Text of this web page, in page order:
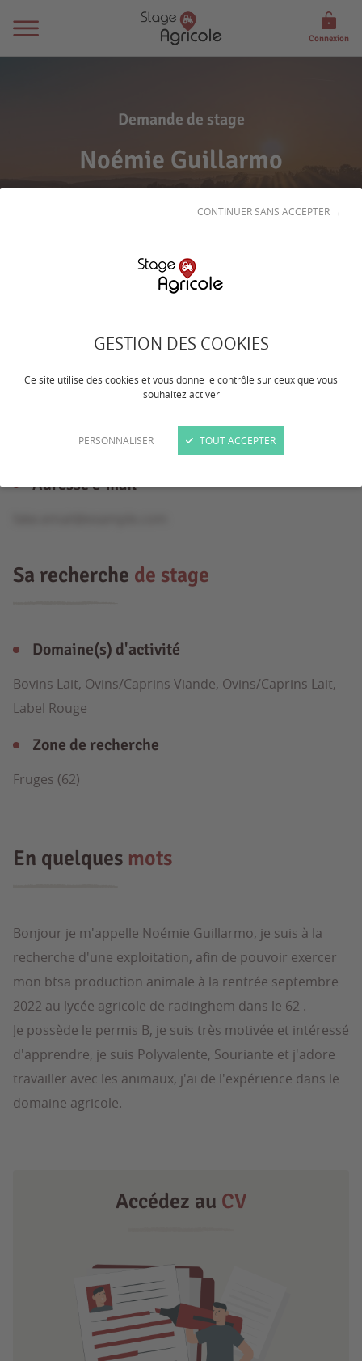
GESTION DES COOKIES
Ce site utilise des cookies et vous donne le contrôle sur ceux que vous
souhaitez activer
PERSONNALISER
CONTINUER SANS ACCEPTER →
TOUT ACCEPTER
Connexion
Demande de stage
Noémie Guillarmo
profil
Adresse e-mail
Sa recherche de stage
Domaine(s) d'activité
Bovins Lait, Ovins/Caprins Viande, Ovins/Caprins Lait,
Label Rouge
Zone de recherche
Fruges (62)
En quelques mots
Bonjour je m'appelle Noémie Guillarmo, je suis à la
recherche d'une exploitation, afin de pouvoir exercer
mon btsa production animale à la rentrée septembre
2022 au lycée agricole de radinghem dans le 62 .
Je possède le permis B, je suis très motivée et intéressé
d'apprendre, je suis Polyvalente, Souriante et j'adore
travailler avec les animaux, j'ai de l'expérience dans le
domaine agricole.
Accédez au CV